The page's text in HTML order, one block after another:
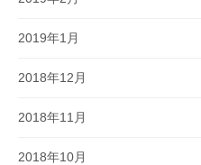
2019年1月
2018年12月
2018年11月
2018年10月